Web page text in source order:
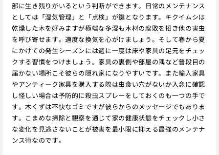
部に生き残りがいるという判断ができます。日常のメンテナンス
としては「湿気管理」と「点検」が鍵となります。キクイムシは
乾燥した木を好みますが極端な多湿も木材の腐敗を招き他の害虫
を呼び寄せます。適度な換気を心がけましょう。そして春から夏
にかけての発生シーズンには週に一度は床や家具の足元をチェッ
クする習慣をつけましょう。家具の裏側や部屋の隅など普段目の
届かない場所こそ彼らの隠れ家になりやすいです。また輸入家具
やアンティーク家具を購入する際は虫食い穴がないか入念に確認
し怪しい場合は予防的に殺虫スプレーをしておくのも一つの手で
す。木くずは不快なゴミですが彼らからのメッセージでもありま
す。こまめな掃除と観察を通じて家の健康状態をチェックし小さ
な変化を見逃さないことが被害を最小限に抑える最強のメンテナ
ンス術なのです。